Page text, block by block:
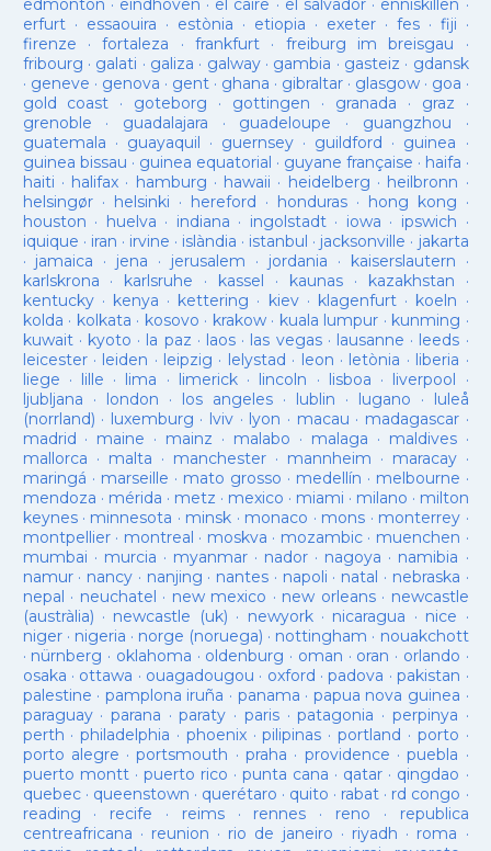
edmonton · eindhoven · el caire · el salvador · enniskillen ·
erfurt· essaouira · estònia · etiopia · exeter· fes· fiji ·
firenze ·fortaleza · frankfurt· freiburg im breisgau ·
fribourg · galati · galiza · galway· gambia · gasteiz · gdansk
· geneve · genova · gent· ghana · gibraltar· glasgow· goa ·
gold coast · goteborg · gottingen · granada · graz ·
grenoble · guadalajara · guadeloupe · guangzhou ·
guatemala · guayaquil · guernsey· guildford · guinea ·
guinea bissau · guinea equatorial · guyane française · haifa ·
haiti · halifax · hamburg · hawaii · heidelberg · heilbronn ·
helsingør· helsinki · hereford · honduras· hong kong ·
houston · huelva · indiana · ingolstadt· iowa · ipswich ·
iquique · iran · irvine · islàndia · istanbul · jacksonville · jakarta
· jamaica · jena · jerusalem · jordania · kaiserslautern ·
karlskrona · karlsruhe · kassel · kaunas· kazakhstan ·
kentucky· kenya · kettering · kiev· klagenfurt · koeln ·
kolda · kolkata · kosovo · krakow· kuala lumpur · kunming ·
kuwait· kyoto · la paz · laos· las vegas· lausanne · leeds ·
leicester· leiden · leipzig · lelystad · leon · letònia · liberia ·
liege · lille · lima · limerick· lincoln · lisboa · liverpool ·
ljubljana · london · los angeles· lublin · lugano · luleå
(norrland) · luxemburg · lviv · lyon · macau · madagascar·
madrid · maine · mainz · malabo · malaga · maldives·
mallorca · malta · manchester· mannheim · maracay·
maringá · marseille · mato grosso · medellín · melbourne ·
mendoza · mérida · metz · mexico · miami · milano · milton
keynes· minnesota · minsk · monaco · mons · monterrey ·
montpellier· montreal · moskva · mozambic· muenchen ·
mumbai · murcia · myanmar· nador · nagoya · namibia ·
namur· nancy · nanjing · nantes · napoli · natal · nebraska ·
nepal · neuchatel · new mexico · new orleans· newcastle
(austràlia) · newcastle (uk) · newyork· nicaragua · nice ·
niger· nigeria · norge (noruega) · nottingham · nouakchott
· nürnberg · oklahoma · oldenburg · oman · oran · orlando ·
osaka · ottawa · ouagadougou · oxford ·padova ·pakistan ·
palestine · pamplona iruña · panama · papua nova guinea ·
paraguay· parana ·paraty · paris·patagonia · perpinya ·
perth ·philadelphia · phoenix·pilipinas ·portland · porto ·
porto alegre ·portsmouth ·praha · providence ·puebla ·
puerto montt· puerto rico ·punta cana · qatar · qingdao ·
quebec· queenstown · querétaro · quito · rabat · rd congo ·
reading · recife · reims· rennes · reno · republica
centreafricana · reunion · rio de janeiro · riyadh · roma ·